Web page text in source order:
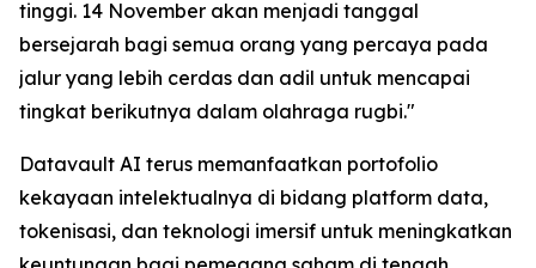
tinggi. 14 November akan menjadi tanggal
bersejarah bagi semua orang yang percaya pada
jalur yang lebih cerdas dan adil untuk mencapai
tingkat berikutnya dalam olahraga rugbi."
Datavault AI terus memanfaatkan portofolio
kekayaan intelektualnya di bidang platform data,
tokenisasi, dan teknologi imersif untuk meningkatkan